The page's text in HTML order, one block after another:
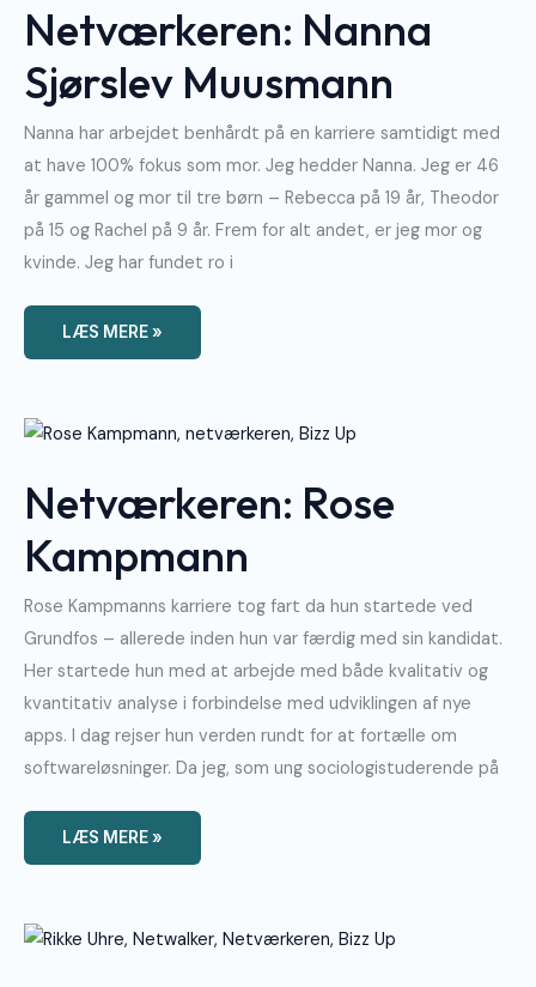
Netværkeren: Nanna
Sjørslev Muusmann
Nanna har arbejdet benhårdt på en karriere samtidigt med
at have 100% fokus som mor. Jeg hedder Nanna. Jeg er 46
år gammel og mor til tre børn – Rebecca på 19 år, Theodor
på 15 og Rachel på 9 år. Frem for alt andet, er jeg mor og
kvinde. Jeg har fundet ro i
LÆS MERE »
Netværkeren: Rose
Kampmann
Rose Kampmanns karriere tog fart da hun startede ved
Grundfos – allerede inden hun var færdig med sin kandidat.
Her startede hun med at arbejde med både kvalitativ og
kvantitativ analyse i forbindelse med udviklingen af nye
apps. I dag rejser hun verden rundt for at fortælle om
softwareløsninger. Da jeg, som ung sociologistuderende på
Netværkeren:
Rose
LÆS MERE »
Netwalkeren:
Rikke